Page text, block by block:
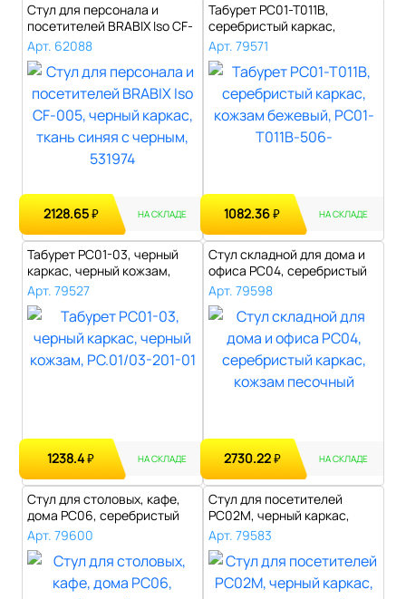
Стул для персонала и
посетителей BRABIX Iso CF-
005, чер..
Арт. 62088
2128.65₽ НА СКЛАДЕ
Табурет РС01-Т011В,
серебристый каркас,
кожзам бежевый,..
Арт. 79571
1082.36₽ НА СКЛАДЕ
Табурет РС01-03, черный
каркас, черный кожзам,
РС.01/03..
Арт. 79527
1238.4₽ НА СКЛАДЕ
Стул складной для дома и
офиса РС04, серебристый
каркас..
Арт. 79598
2730.22₽ НА СКЛАДЕ
Стул для столовых, кафе,
дома РС06, серебристый
каркас,..
Арт. 79600
Стул для посетителей
РС02М, черный каркас,
кожзам черны..
Арт. 79583